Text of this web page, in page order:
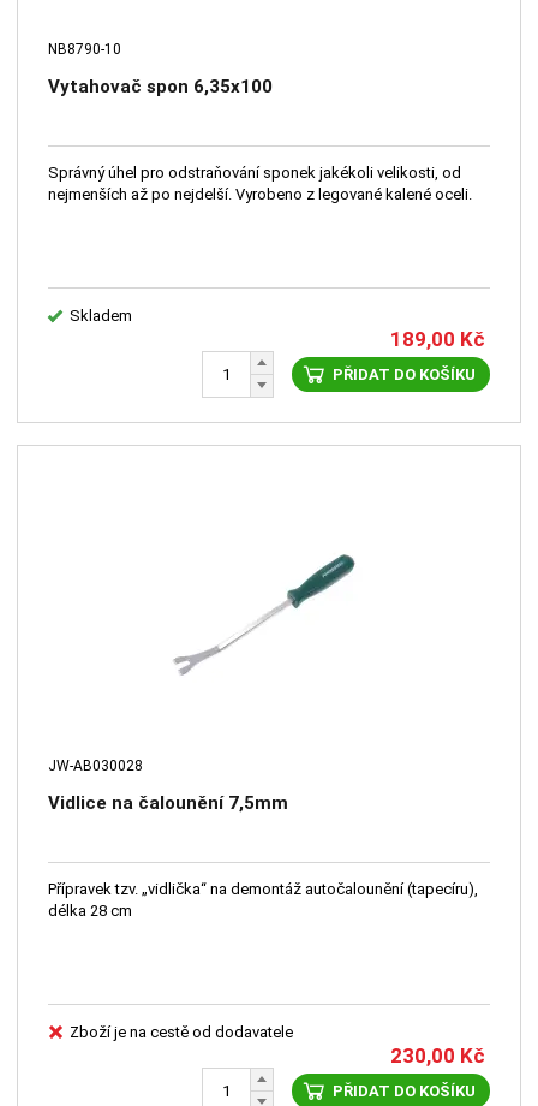
NB8790-10
Vytahovač spon 6,35x100
Správný úhel pro odstraňování sponek jakékoli velikosti, od
nejmenších až po nejdelší. Vyrobeno z legované kalené oceli.
Skladem
189,00 Kč
PŘIDAT DO KOŠÍKU
JW-AB030028
Vidlice na čalounění 7,5mm
Přípravek tzv. „vidlička“ na demontáž autočalounění (tapecíru),
délka 28 cm
Zboží je na cestě od dodavatele
230,00 Kč
PŘIDAT DO KOŠÍKU